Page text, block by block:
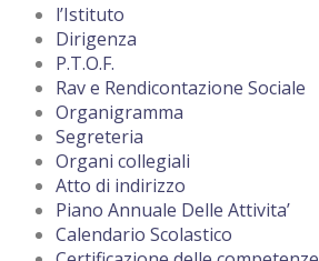
l’Istituto
Dirigenza
P.T.O.F.
Rav e Rendicontazione Sociale
Organigramma
Segreteria
Organi collegiali
Atto di indirizzo
Piano Annuale Delle Attivita’
Calendario Scolastico